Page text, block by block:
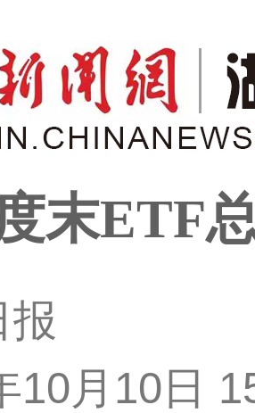
末ETF
报
10月10日